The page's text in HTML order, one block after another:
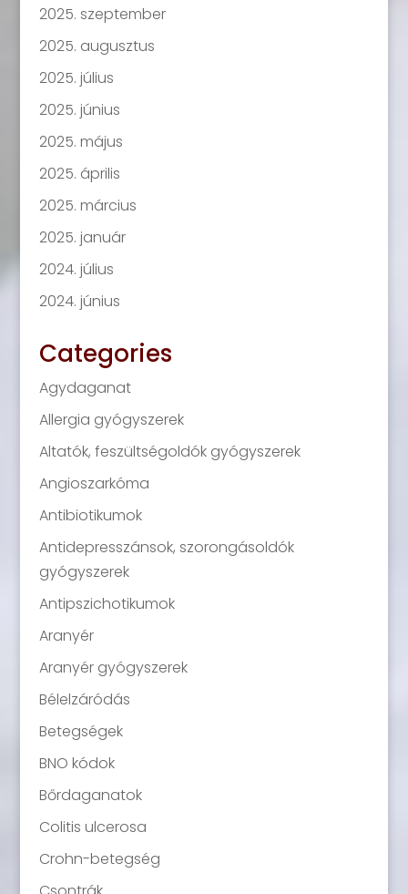
2025. szeptember
2025. augusztus
2025. július
2025. június
2025. május
2025. április
2025. március
2025. január
2024. július
2024. június
Categories
Agydaganat
Allergia gyógyszerek
Altatók, feszültségoldók gyógyszerek
Angioszarkóma
Antibiotikumok
Antidepresszánsok, szorongásoldók
gyógyszerek
Antipszichotikumok
Aranyér
Aranyér gyógyszerek
Bélelzáródás
Betegségek
BNO kódok
Bőrdaganatok
Colitis ulcerosa
Crohn-betegség